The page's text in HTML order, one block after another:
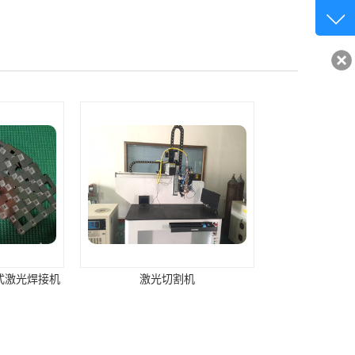
切割机 全自动铝离子电池壳激光焊接机
客服